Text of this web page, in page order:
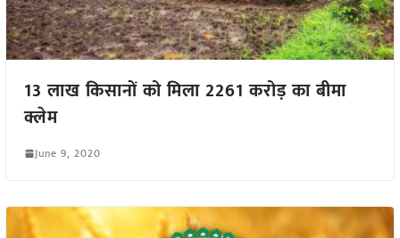
13 लाख किसानों को मिला 2261 करोड़ का बीमा
क्लेम
June 9, 2020